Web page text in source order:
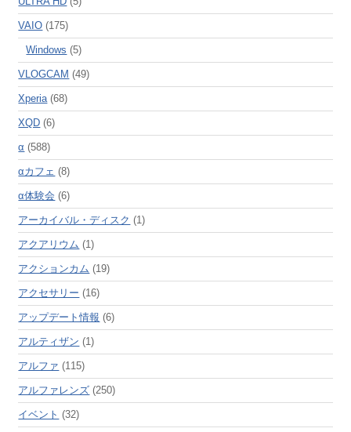
VAIO (175)
Windows (5)
VLOGCAM (49)
Xperia(68)
XQD (6)
α (588)
αカフェ (8)
α体験会 (6)
アーカイバル・ディスク (1)
アクアリウム (1)
アクションカム (19)
アクセサリー (16)
アップデート情報 (6)
アルティザン (1)
アルファ (115)
アルファレンズ (250)
イベント (32)